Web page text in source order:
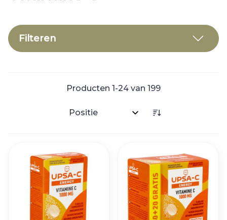
Filteren
Producten 1-24 van 199
Sorteer op: